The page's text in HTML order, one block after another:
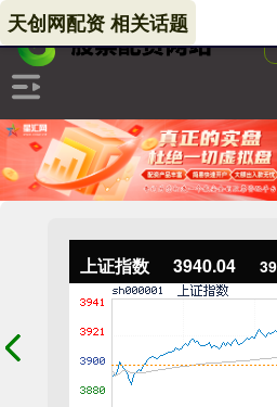
上证指数 3940.04
天创网配资 相关话题